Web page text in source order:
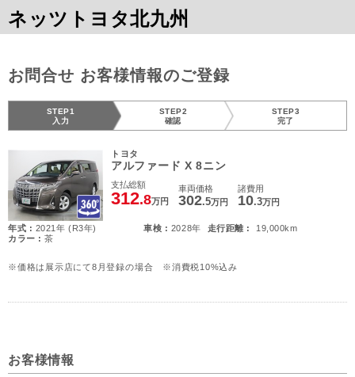
ネッツトヨタ北九州
お問合せ お客様情報のご登録
STEP1
入力
STEP2
確認
STEP3
完了
トヨタ
アルファード X 8ニン
支払総額
312.8万円
車両価格
302.5万円
諸費用
10.3万円
年式 : 2021年 (R3年) 車検 : 2028年 走行距離 :
19,000km
カラー :茶
※価格は展示店にて8月登録の場合 ※消費税10%込み
お客様情報